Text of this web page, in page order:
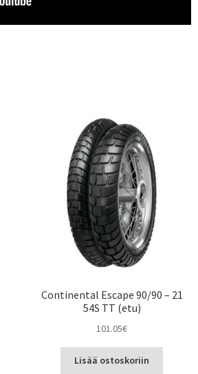
Continental Escape 90/90 – 21
54S TT (etu)
101.05€
Lisää ostoskoriin